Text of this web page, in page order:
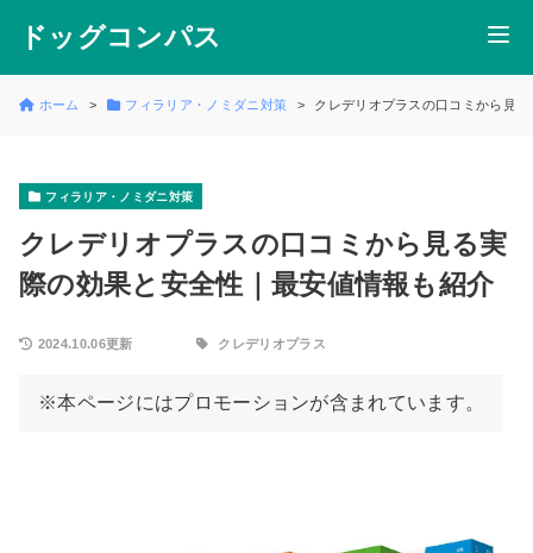
ドッグコンパス
ホーム フィラリア・ノミダニ対策 クレデリオプラスの口コミから見
フィラリア・ノミダニ対策
クレデリオプラスの口コミから見る実
際の効果と安全性｜最安値情報も紹介
2024.10.06更新 クレデリオプラス
※本ページにはプロモーションが含まれています。